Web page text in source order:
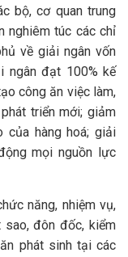
bộ, cơ quan trung
nghiêm túc các chỉ
về giải ngân vốn
ngân đạt 100% kế
công ăn việc làm,
triển mới; giảm
hàng hoá; giải
mọi nguồn lực
năng, nhiệm vụ,
sao, đôn đốc, kiểm
phát sinh tại các